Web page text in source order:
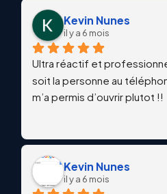
Kevin Nunes
il y a 6 mois
Ultra réactif et
soit la personne au
m’a permis d’ouvrir plutot !!
Kevin Nunes
il y a 6 mois